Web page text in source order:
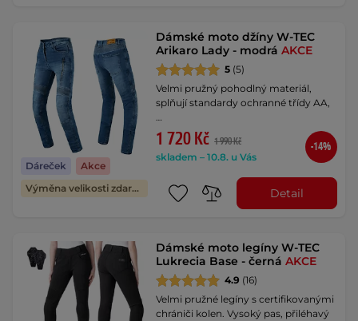
Dáreček
Akce
Výměna velikosti zdarma
Dámské moto džíny W-TEC
Arikaro Lady - modráAKCE
5 (5)
Velmi pružný pohodlný materiál,
splňují standardy ochranné třídy AA,
…
1 720 Kč 1 990 Kč
skladem – 10.8. u Vás
-14%
Detail
Dámské moto legíny W-TEC
Lukrecia Base - černáAKCE
4.9 (16)
Velmi pružné legíny s certifikovanými
chrániči kolen. Vysoký pas, přiléhavý